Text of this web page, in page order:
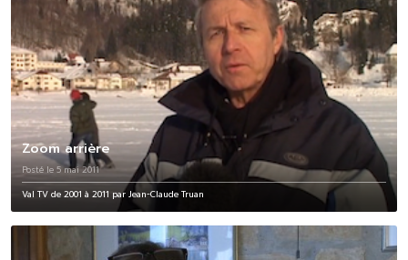
Zoom arrière
Posté le 5 mai 2011
Val TV de 2001 à 2011 par Jean-Claude Truan